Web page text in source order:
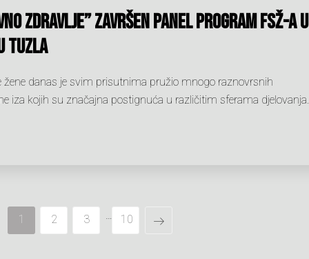
zdravlje” završen panel program FSŽ-a u
Tuzla
žene danas je svim prisutnima pružio mnogo raznovrsnih
iza kojih su značajna postignuća u različitim sferama djelovanja.
1 2 3 10